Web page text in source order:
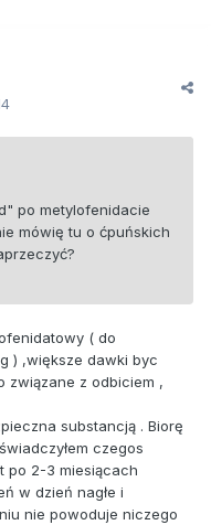
po metylofenidacie
mówię tu o ćpuńskich
( do
) ,większe dawki byc
związane z odbiciem ,
substancją . Biorę
czegos
po 2-3 miesiącach
w dzień nagłe i
nie powoduje niczego